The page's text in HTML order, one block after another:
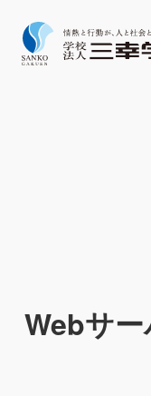
Webサ